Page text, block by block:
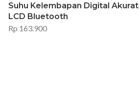
Suhu Kelembapan Digital Akurat
LCD Bluetooth
Rp 163.900